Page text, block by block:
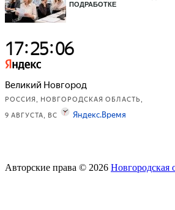
ПОДРАБОТКЕ
Авторские права © 2026 Новгородская